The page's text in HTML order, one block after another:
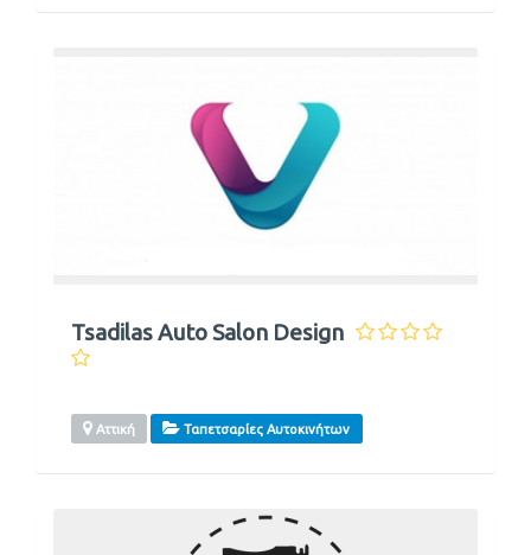
Tsadilas Auto Salon Design
Αττική Ταπετσαρίες Αυτοκινήτων